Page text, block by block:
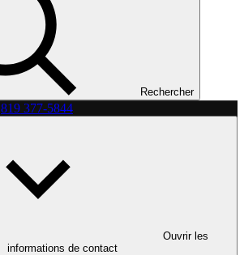
Rechercher
819 377-5844
Ouvrir les
informations de contact